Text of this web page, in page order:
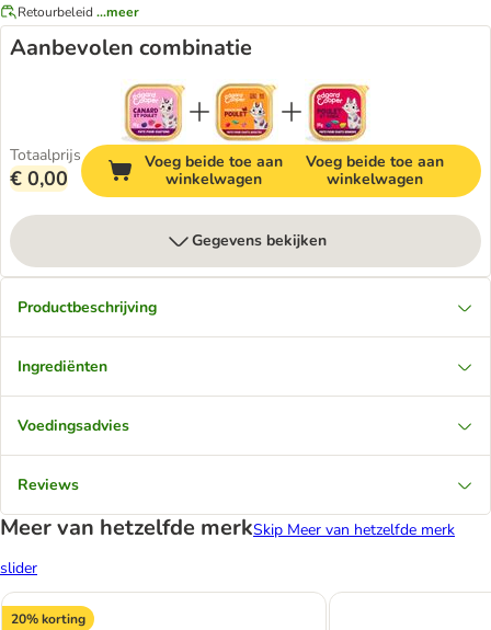
Retourbeleid ...meer
Aanbevolen combinatie
Totaalprijs
€ 0,00
Voeg beide toe aan
winkelwagen
Voeg beide toe aan
winkelwagen
Gegevens bekijken
Productbeschrijving
Ingrediënten
Voedingsadvies
Reviews
Meer van hetzelfde merkSkip Meer van hetzelfde merk
slider
20% korting